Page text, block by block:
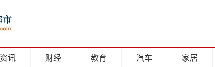
资讯 财经 教育 汽车 家居